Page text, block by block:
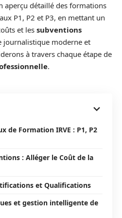
aperçu détaillé des formations
P1, P2 et P3, en mettant un
et les subventions
journalistique moderne et
à travers chaque étape de
.
de Formation IRVE : P1, P2
: Alléger le Coût de la
et Qualifications
et gestion intelligente de